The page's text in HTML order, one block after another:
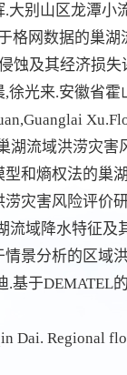
大别山区龙潭
格网数据的巢
蚀及其经济损
徐光来.安徽省
湖流域洪涝灾害
和熵权法的巢
涝灾害风险评
流域降水特征
情景分析的区
.基于
Dai. Regional